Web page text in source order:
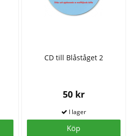
CD till Blåståget 2
50 kr
Köp